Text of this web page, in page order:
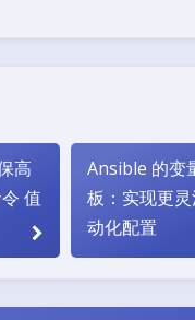
( ง ᵒ̌皿ᵒ̌)ง⁼³₌₃
高
值
Ansible 的变
板：实现更
动化配置